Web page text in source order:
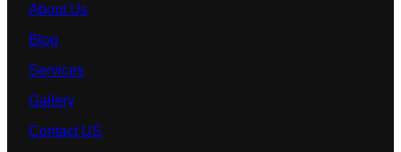
About Us
Blog
Services
Gallery
Contact US